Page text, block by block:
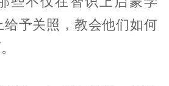
予关照，教会他们如何